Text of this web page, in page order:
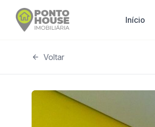
Início
Voltar